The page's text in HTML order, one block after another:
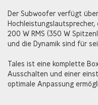
Der Subwoofer verfügt
200 W RMS (350 W
und die Dynamik sind für
Tales ist eine komplette
Ausschalten und einer
optimale Anpassung